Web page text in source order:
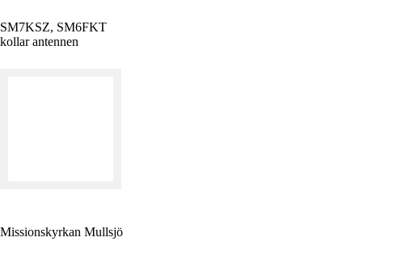
SM7KSZ, SM6FKT
kollar antennen
Missionskyrkan Mullsjö